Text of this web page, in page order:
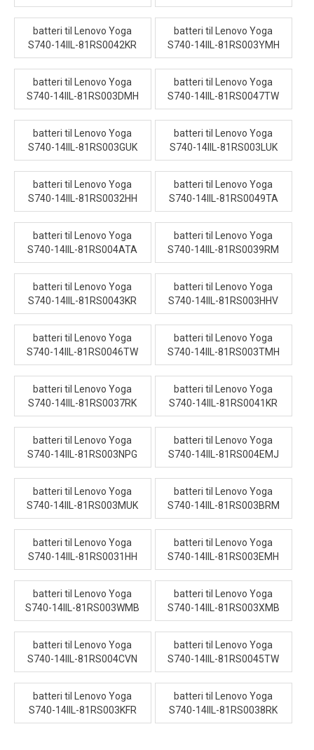
batteri til Lenovo Yoga
S740-14IIL-81RS0042KR
batteri til Lenovo Yoga
S740-14IIL-81RS003YMH
batteri til Lenovo Yoga
S740-14IIL-81RS003DMH
batteri til Lenovo Yoga
S740-14IIL-81RS0047TW
batteri til Lenovo Yoga
S740-14IIL-81RS003GUK
batteri til Lenovo Yoga
S740-14IIL-81RS003LUK
batteri til Lenovo Yoga
S740-14IIL-81RS0032HH
batteri til Lenovo Yoga
S740-14IIL-81RS0049TA
batteri til Lenovo Yoga
S740-14IIL-81RS004ATA
batteri til Lenovo Yoga
S740-14IIL-81RS0039RM
batteri til Lenovo Yoga
S740-14IIL-81RS0043KR
batteri til Lenovo Yoga
S740-14IIL-81RS003HHV
batteri til Lenovo Yoga
S740-14IIL-81RS0046TW
batteri til Lenovo Yoga
S740-14IIL-81RS003TMH
batteri til Lenovo Yoga
S740-14IIL-81RS0037RK
batteri til Lenovo Yoga
S740-14IIL-81RS0041KR
batteri til Lenovo Yoga
S740-14IIL-81RS003NPG
batteri til Lenovo Yoga
S740-14IIL-81RS004EMJ
batteri til Lenovo Yoga
S740-14IIL-81RS003MUK
batteri til Lenovo Yoga
S740-14IIL-81RS003BRM
batteri til Lenovo Yoga
S740-14IIL-81RS0031HH
batteri til Lenovo Yoga
S740-14IIL-81RS003EMH
batteri til Lenovo Yoga
S740-14IIL-81RS003WMB
batteri til Lenovo Yoga
S740-14IIL-81RS003XMB
batteri til Lenovo Yoga
S740-14IIL-81RS004CVN
batteri til Lenovo Yoga
S740-14IIL-81RS0045TW
batteri til Lenovo Yoga
S740-14IIL-81RS003KFR
batteri til Lenovo Yoga
S740-14IIL-81RS0038RK